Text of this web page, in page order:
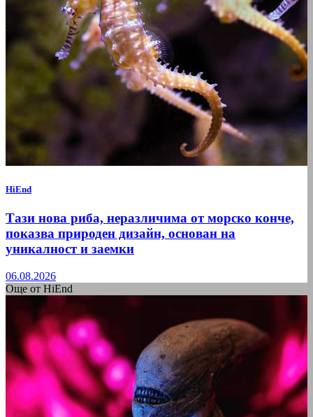
HiEnd
Тази нова риба, неразличима от морско конче,
показва природен дизайн, основан на
уникалност и заемки
06.08.2026
Още от HiEnd